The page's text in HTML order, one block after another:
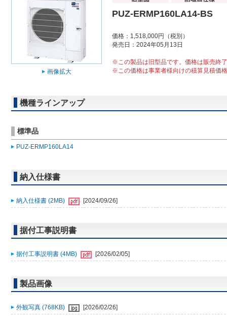
画像拡大
PUZ-ERMP160LA14-BS
価格：1,518,000円（税別）
発売日：2024年05月13日
※この製品は旧型品です。価格は販売終
※この価格は事業者様向けの積算見積価
機種ラインアップ
標準品
PUZ-ERMP160LA14
納入仕様書
納入仕様書 (2MB) [2024/09/26]
据付工事説明書
据付工事説明書 (4MB) [2026/02/05]
製品画像
外観写真 (768KB) [2026/02/26]